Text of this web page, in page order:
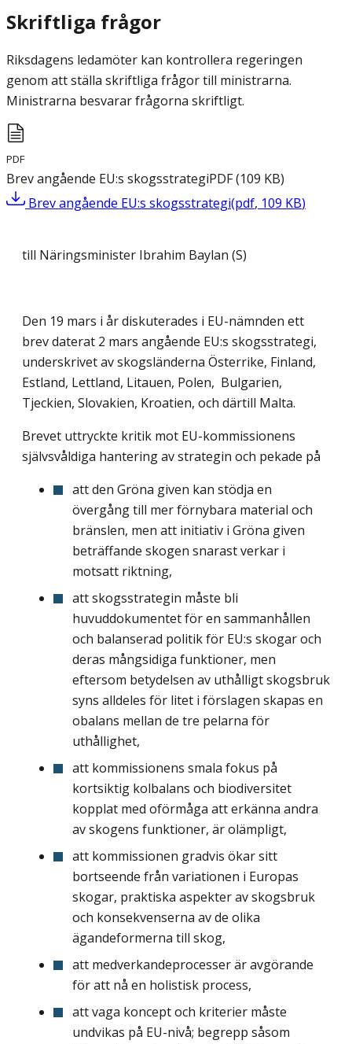
Skriftliga frågor
Riksdagens ledamöter kan kontrollera regeringen
genom att ställa skriftliga frågor till ministrarna.
Ministrarna besvarar frågorna skriftligt.
PDF
Brev angående EU:s skogsstrategiPDF(109 KB)
Brev angående EU:s skogsstrategi(pdf, 109 KB)
till Näringsminister Ibrahim Baylan (S)
Den 19 mars i år diskuterades i EU-nämnden ett
brev daterat 2 mars angående EU:s skogsstrategi,
underskrivet av skogsländerna Österrike, Finland,
Estland, Lettland, Litauen, Polen, Bulgarien,
Tjeckien, Slovakien, Kroatien, och därtill Malta.
Brevet uttryckte kritik mot EU-kommissionens
självsvåldiga hantering av strategin och pekade på
att den Gröna given kan stödja en
övergång till mer förnybara material och
bränslen, men att initiativ i Gröna given
beträffande skogen snarast verkar i
motsatt riktning,
att skogsstrategin måste bli
huvuddokumentet för en sammanhållen
och balanserad politik för EU:s skogar och
deras mångsidiga funktioner, men
eftersom betydelsen av uthålligt skogsbruk
syns alldeles för litet i förslagen skapas en
obalans mellan de tre pelarna för
uthållighet,
att kommissionens smala fokus på
kortsiktig kolbalans och biodiversitet
kopplat med oförmåga att erkänna andra
av skogens funktioner, är olämpligt,
att kommissionen gradvis ökar sitt
bortseende från variationen i Europas
skogar, praktiska aspekter av skogsbruk
och konsekvenserna av de olika
ägandeformerna till skog,
att medverkandeprocesser är avgörande
för att nå en holistisk process,
att vaga koncept och kriterier måste
undvikas på EU-nivå; begrepp såsom